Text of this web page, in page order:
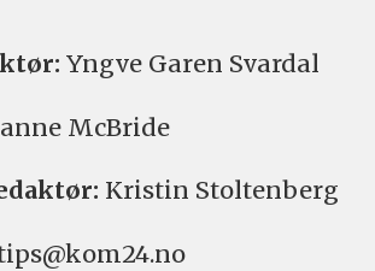
Yngve Garen Svardal
McBride
Kristin Stoltenberg